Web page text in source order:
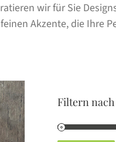
wir für Sie
Akzente, die Ihre
Filtern